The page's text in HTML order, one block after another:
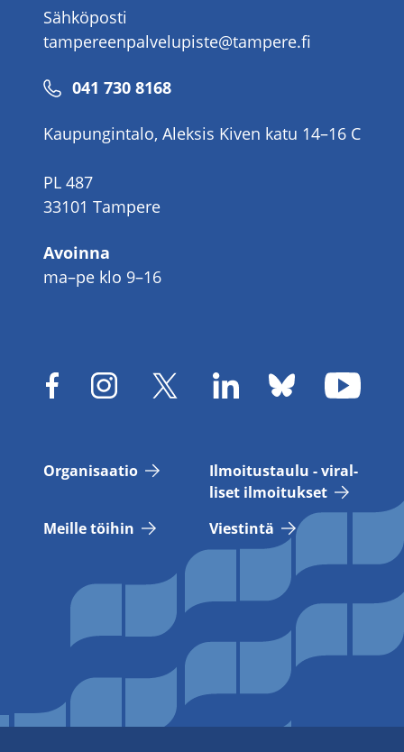
Sähköposti
tampereenpalvelupiste@tampere.fi
Puhelinnumero
041 730 8168
Kaupungintalo, Aleksis Kiven katu 14–16 C
PL 487
33101 Tampere
Avoinna
ma–pe klo 9–16
Or­ga­ni­saa­tio
Il­moi­tus­tau­lu - vi­ral­
li­set il­moi­tuk­set
Meil­le töi­hin
Vies­tin­tä